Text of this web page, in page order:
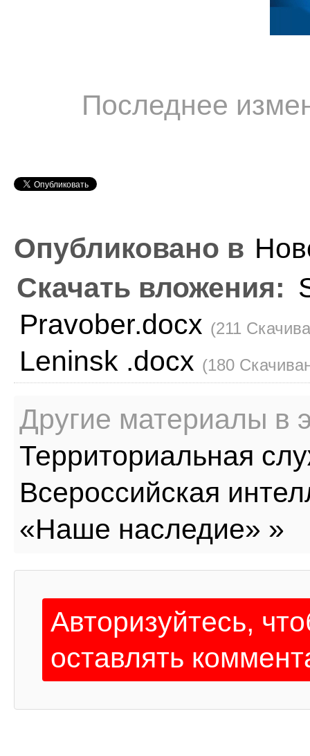
Последнее
Опубликовано в
Скачать вложения:
Pravober.docx (211
Leninsk .docx (180
Другие материалы в
Территориальная
Всероссийская
«Наше наследие» »
Авторизуйтесь,
оставлять